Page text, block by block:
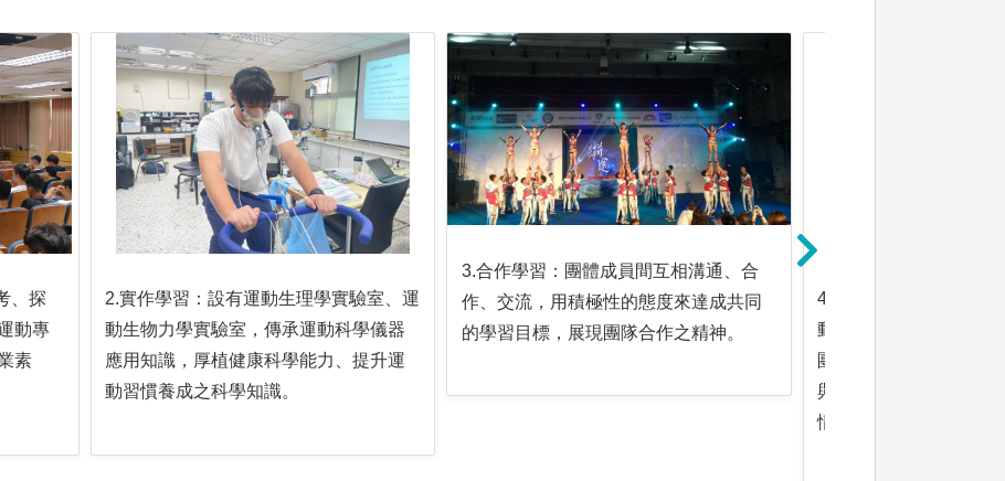
、探
動專
素
2.實作學習：設有運動生理學實驗室、運
動生物力學實驗室，傳承運動科學儀器
應用知識，厚植健康科學能力、提升運
動習慣養成之科學知識。
3.合作學習：團體成員間互相溝通、合
作、交流，用積極性的態度來達成共同
的學習目標，展現團隊合作之精神。
4.體驗學習:運動營隊中
動，學生在挑戰過程中
團隊合作，活動結束後
與引導反思，幫助學生
情緒反應，並轉化為生